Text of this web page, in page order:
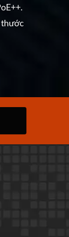
thước